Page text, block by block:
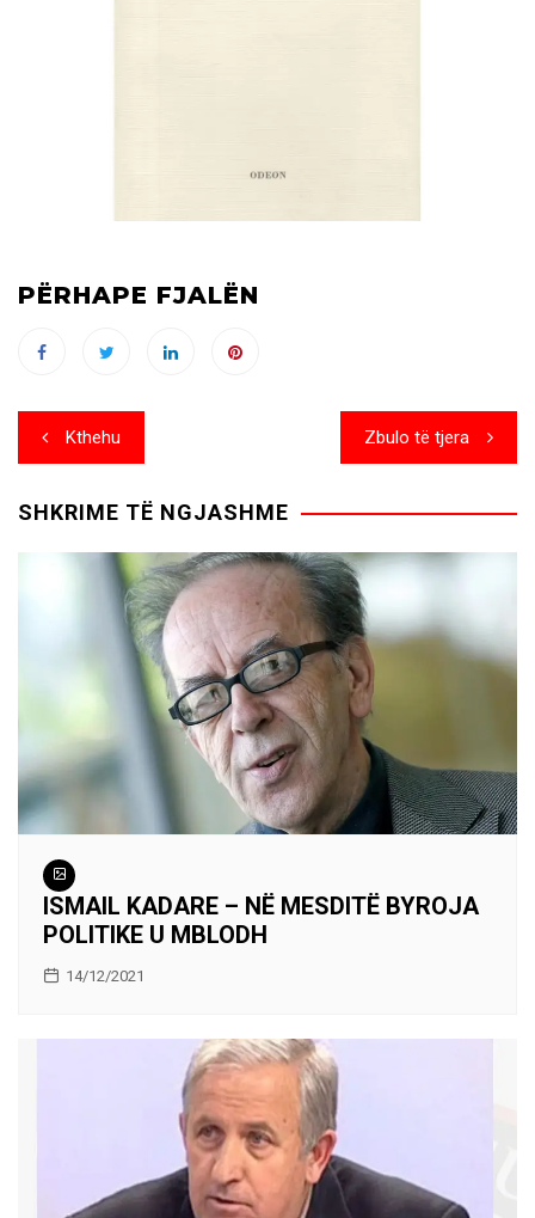
PËRHAPE FJALËN
Post
navigation
Kthehu Zbulo të tjera
SHKRIME TË NGJASHME
ISMAIL KADARE – NË MESDITË BYROJA
POLITIKE U MBLODH
14/12/2021